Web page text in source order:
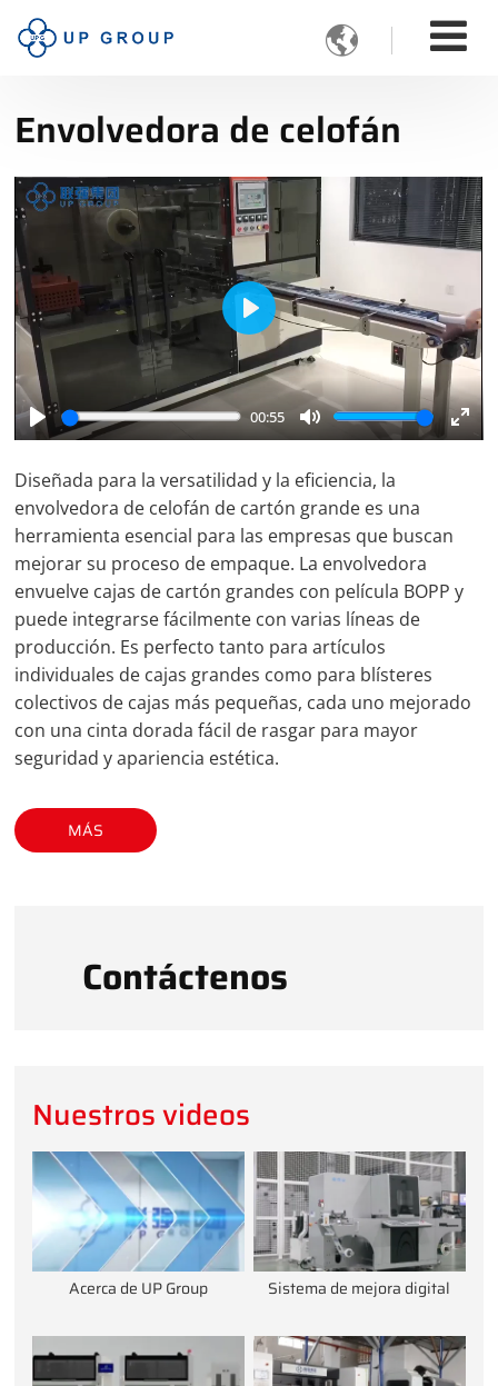

Envolvedora de celofán
Play
00:55
Mute
Play
Diseñada para la versatilidad y la eficiencia, la
envolvedora de celofán de cartón grande es una
herramienta esencial para las empresas que buscan
mejorar su proceso de empaque. La envolvedora
envuelve cajas de cartón grandes con película BOPP y
puede integrarse fácilmente con varias líneas de
producción. Es perfecto tanto para artículos
individuales de cajas grandes como para blísteres
colectivos de cajas más pequeñas, cada uno mejorado
con una cinta dorada fácil de rasgar para mayor
seguridad y apariencia estética.
MÁS
Contáctenos
Nuestros videos
Acerca de UP Group Sistema de mejora digital